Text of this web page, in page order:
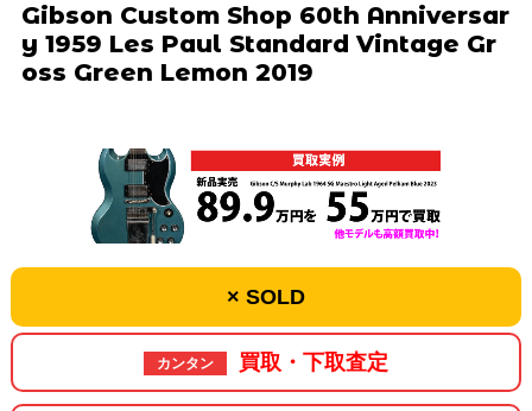
Gibson Custom Shop 60th Anniversar
y 1959 Les Paul Standard Vintage Gr
oss Green Lemon 2019
× SOLD
カンタン 買取・下取査定